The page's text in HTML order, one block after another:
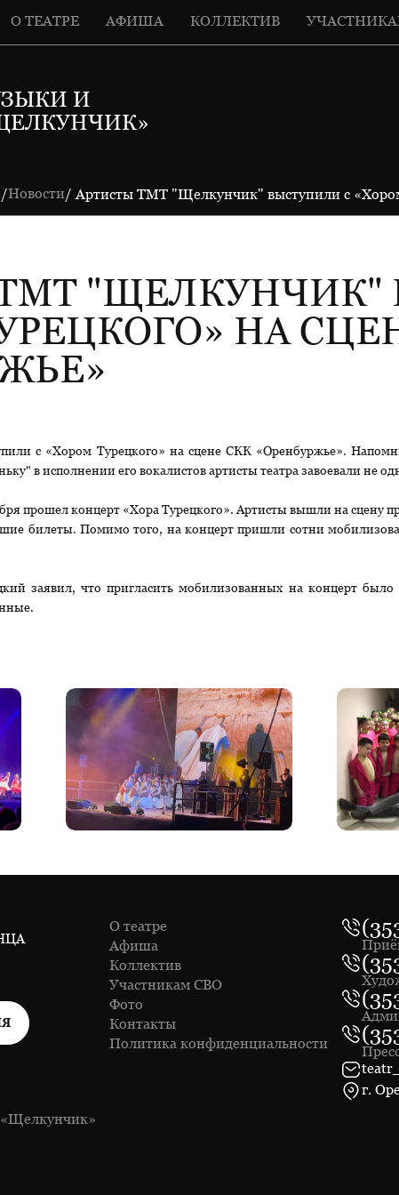
О ТЕАТРЕ АФИША КОЛЛЕКТИВ
И
/Новости/ Артисты ТМТ "Щелкунчик" выступили с
"ЩЕЛКУНЧИК"
НА
с «Хором Турецкого» на сцене СКК «Оренбуржье».
в исполнении его вокалистов артисты театра завоевали не
прошел концерт «Хора Турецкого». Артисты вышли на сцену
билеты. Помимо того, на концерт пришли сотни
заявил, что пригласить мобилизованных на концерт
О театре
Афиша
Коллектив
Участникам СВО
Фото
Контакты
Политика конфиденциальности
г.